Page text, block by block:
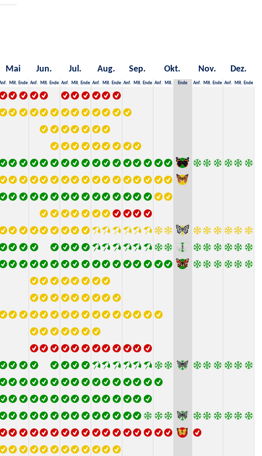
Mai Jun. Jul. Aug. Sep. Okt. Nov. Dez.
Mit. Ende Anf. Mit. Ende Anf. Mit. Ende Anf. Mit. Ende Anf. Mit. Ende Anf. Mit. Ende Anf. Mit. Ende Anf. Mit. Ende